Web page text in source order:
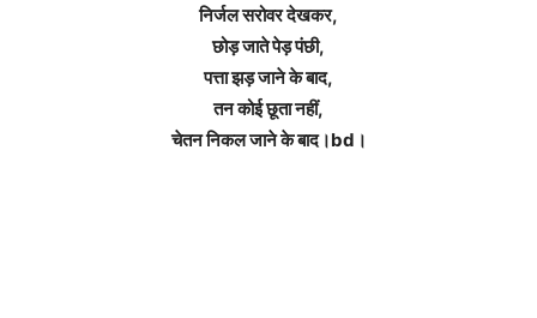
निर्जल सरोवर देखकर,
छोड़ जाते पेड़ पंछी,
पत्ता झड़ जाने के बाद,
तन कोई छूता नहीं,
चेतन निकल जाने के बाद।bd।